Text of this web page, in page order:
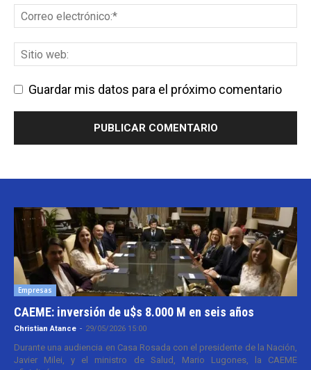
Guardar mis datos para el próximo comentario
Empresas
CAEME: inversión de u$s 8.000 M en seis años
Christian Atance - 29/05/2026 15:00
Durante una audiencia en Casa Rosada con el presidente de la Nación,
Javier Milei, y el ministro de Salud, Mario Lugones, la CAEME